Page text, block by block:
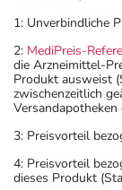
1: Unverbindliche
2: MediPreis-
die Arzneimittel-
Produkt ausweist
zwischenzeitlich
3: Preisvorteil
4: Preisvorteil
dieses Produkt